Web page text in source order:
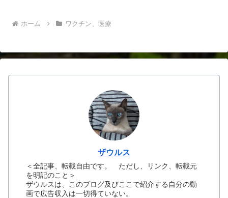
ホーム ワクチン、医療
ザウルス
＜全記事、転載自由です。 ただし、リンク、転載元
を明記のこと＞
ザウルスは、このブログ及びここで紹介する自分の動
画で広告収入は一切得ていない。